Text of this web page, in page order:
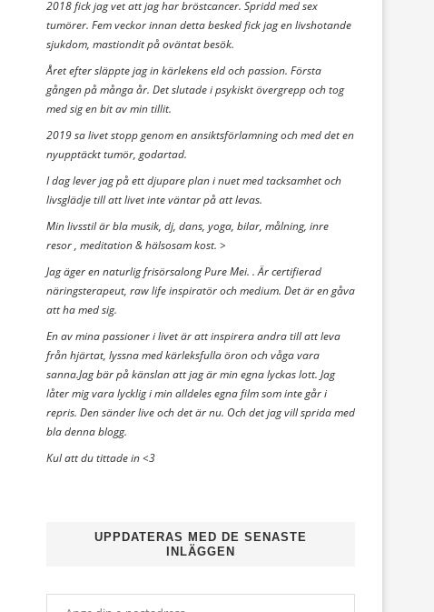
2018 fick jag vet att jag har bröstcancer. Spridd med sex
tumörer. Fem veckor innan detta besked fick jag en livshotande
sjukdom, mastiondit på oväntat besök.
Året efter släppte jag in kärlekens eld och passion. Första
gången på många år. Det slutade i psykiskt övergrepp och tog
med sig en bit av min tillit.
2019 sa livet stopp genom en ansiktsförlamning och med det en
nyupptäckt tumör, godartad.
I dag lever jag på ett djupare plan i nuet med tacksamhet och
livsglädje till att livet inte väntar på att levas.
Min livsstil är bla musik, dj, dans, yoga, bilar, målning, inre
resor , meditation & hälsosam kost. >
Jag äger en naturlig frisörsalong Pure Mei. . Är certifierad
näringsterapeut, raw life inspiratör och medium. Det är en gåva
att ha med sig.
En av mina passioner i livet är att inspirera andra till att leva
från hjärtat, lyssna med kärleksfulla öron och våga vara
sanna.Jag bär på känslan att jag är min egna lyckas lott. Jag
låter mig vara lycklig i min alldeles egna film som inte går i
repris. Den sänder live och det är nu. Och det jag vill sprida med
bla denna blogg.
Kul att du tittade in <3
UPPDATERAS MED DE SENASTE
INLÄGGEN